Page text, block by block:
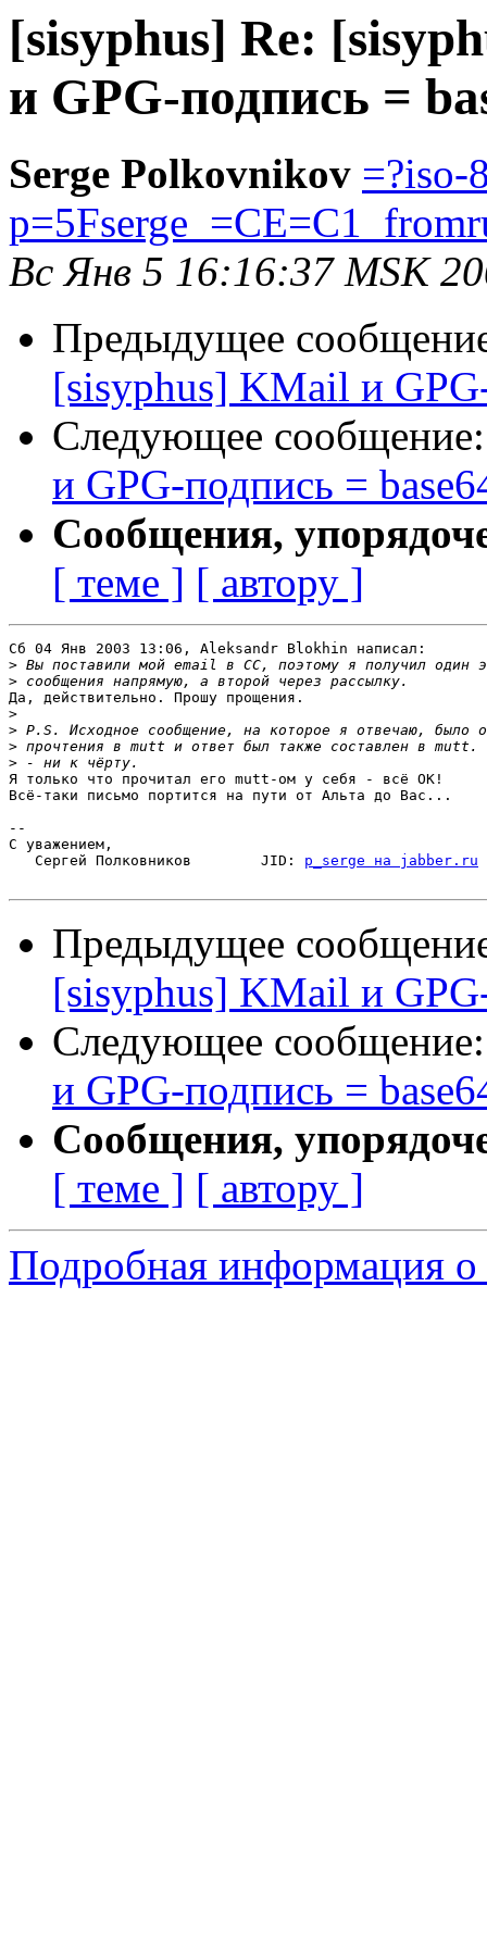
[sisyphus] Re:
и GPG-подпись =
Serge Polkovnikov =?iso-
Вс Янв 5 16:16:37 MSK
Предыдущее
[sisyphus] KMail и
Следующее
и GPG-подпись =
Сообщения,
[ теме ] [ автору ]
Сб 04 Янв 2003 13:06, Aleksandr Blokhin написал:
>
>
Да, действительно. Прошу прощения.
>
>
>
>
Я только что прочитал его mutt-ом у себя - всё ОК!
Всё-таки письмо портится на пути от Альта до Вас...
--
С уважением,
   Сергей Полковников        JID:
p_serge на jabber.ru
Предыдущее
[sisyphus] KMail и
Следующее
и GPG-подпись =
Сообщения,
[ теме ] [ автору ]
Подробная информация о